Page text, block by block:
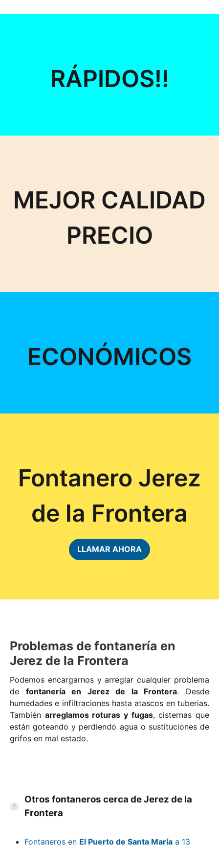
RÁPIDOS!!
MEJOR CALIDAD
PRECIO
ECONÓMICOS
Fontanero Jerez
de la Frontera
LLAMAR AHORA
Problemas de fontanería en
Jerez de la Frontera
Podemos encargarnos y arreglar cualquier problema
de fontanería en Jerez de la Frontera. Desde
humedades e infiltraciones hasta atascos en tuberias.
También arreglamos roturas y fugas, cisternas que
están goteando y perdiendo agua o sustituciones de
grifos en mal estado.
Otros fontaneros cerca de Jerez de la
Frontera
Fontaneros en El Puerto de Santa María a 13